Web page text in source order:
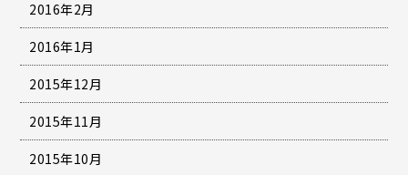
2016年2月
2016年1月
2015年12月
2015年11月
2015年10月